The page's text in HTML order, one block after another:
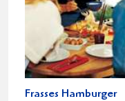
Frasses Hamburger